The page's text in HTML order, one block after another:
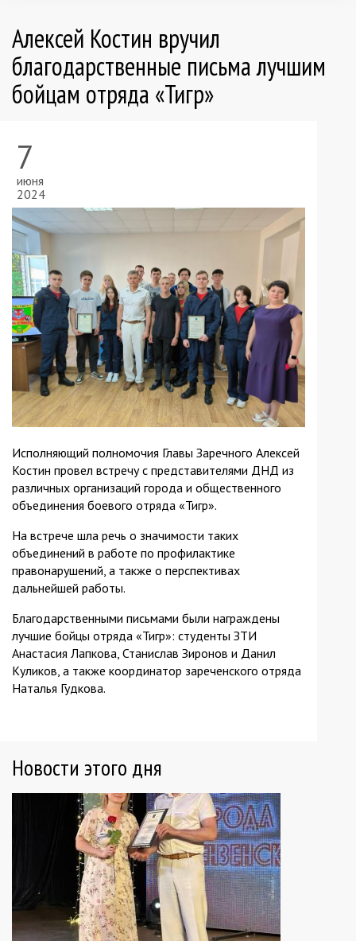
Алексей Костин вручил
благодарственные письма лучшим
бойцам отряда «Тигр»
7
июня
2024
Исполняющий полномочия Главы Заречного Алексей
Костин провел встречу с представителями ДНД из
различных организаций города и общественного
объединения боевого отряда «Тигр».
На встрече шла речь о значимости таких
объединений в работе по профилактике
правонарушений, а также о перспективах
дальнейшей работы.
Благодарственными письмами были награждены
лучшие бойцы отряда «Тигр»: студенты ЗТИ
Анастасия Лапкова, Станислав Зиронов и Данил
Куликов, а также координатор зареченского отряда
Наталья Гудкова.
Новости этого дня